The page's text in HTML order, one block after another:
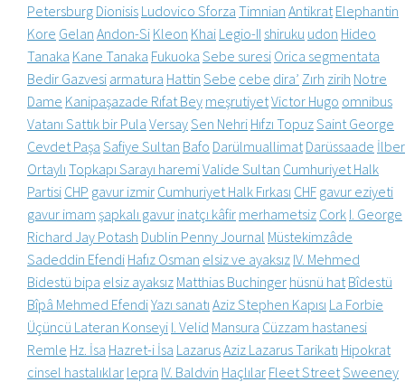
Petersburg Dionisis Ludovico Sforza Timnian Antikrat Elephantin
Kore Gelan Andon-Si Kleon Khai Legio-II shiruku udon Hideo
Tanaka Kane Tanaka Fukuoka Sebe suresi Orica segmentata
Bedir Gazvesi armatura Hattin Sebe cebe dira’ Zırh zirih Notre
Dame Kanipaşazade Rıfat Bey meşrutiyetVictor Hugo omnibus
Vatanı Sattık bir Pula VersaySen Nehri Hıfzı TopuzSaint George
Cevdet Paşa Safiye Sultan Bafo Darülmuallimat Darüssaade İlber
Ortaylı Topkapı Sarayı haremiValide Sultan Cumhuriyet Halk
Partisi CHP gavur izmir Cumhuriyet Halk Fırkası CHF gavur eziyeti
gavur imam şapkalı gavur inatçı kâfir merhametsiz Cork I. George
Richard Jay Potash Dublin Penny Journal Müstekimzâde
Sadeddin Efendi Hafız Osman elsiz ve ayaksız IV. Mehmed
Bidestü bipa elsiz ayaksız Matthias Buchinger hüsnü hat Bîdestü
Bîpâ Mehmed EfendiYazı sanatı Aziz Stephen Kapısı La Forbie
Üçüncü Lateran Konseyi I. Velid Mansura Cüzzam hastanesi
Remle Hz. İsa Hazret-i İsa LazarusAziz Lazarus Tarikatı Hipokrat
cinsel hastalıklar lepra IV. Baldvin Haçlılar Fleet StreetSweeney